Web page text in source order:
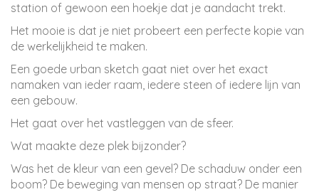
station of gewoon een hoekje dat je aandacht trekt.
Het mooie is dat je niet probeert een perfecte kopie van
de werkelijkheid te maken.
Een goede urban sketch gaat niet over het exact
namaken van ieder raam, iedere steen of iedere lijn van
een gebouw.
Het gaat over het vastleggen van de sfeer.
Wat maakte deze plek bijzonder?
Was het de kleur van een gevel? De schaduw onder een
boom? De beweging van mensen op straat? De manier